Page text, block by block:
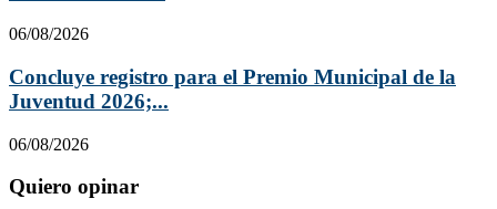
06/08/2026
Concluye registro para el Premio Municipal de la
Juventud 2026;...
06/08/2026
Quiero opinar